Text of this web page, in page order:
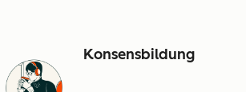
Konsensbildung